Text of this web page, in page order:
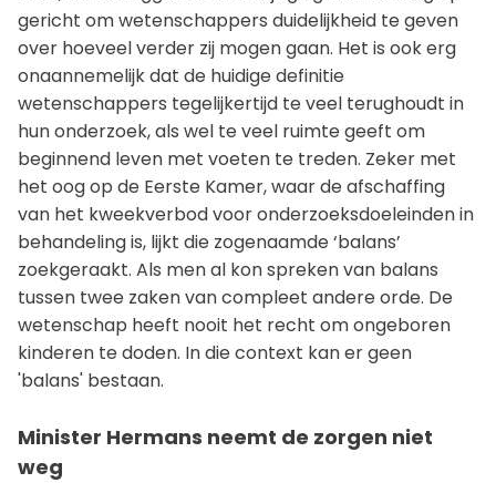
gericht om wetenschappers duidelijkheid te geven
over hoeveel verder zij mogen gaan. Het is ook erg
onaannemelijk dat de huidige definitie
wetenschappers tegelijkertijd te veel terughoudt in
hun onderzoek, als wel te veel ruimte geeft om
beginnend leven met voeten te treden. Zeker met
het oog op de Eerste Kamer, waar de afschaffing
van het kweekverbod voor onderzoeksdoeleinden in
behandeling is, lijkt die zogenaamde ‘balans’
zoekgeraakt. Als men al kon spreken van balans
tussen twee zaken van compleet andere orde. De
wetenschap heeft nooit het recht om ongeboren
kinderen te doden. In die context kan er geen
'balans' bestaan.
Minister Hermans neemt de zorgen niet
weg